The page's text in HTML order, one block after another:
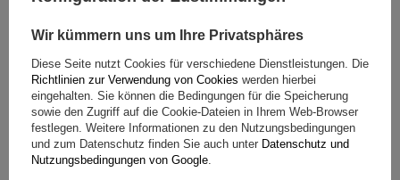
Spezifikation
Das Produkt passt zu Autos
Wir kümmern uns um Ihre Privatsphäres
Diese Seite nutzt Cookies für verschiedene Dienstleistungen. Die
Richtlinien zur Verwendung von Cookies werden hierbei
eingehalten. Sie können die Bedingungen für die Speicherung
sowie den Zugriff auf die Cookie-Dateien in Ihrem Web-Browser
festlegen. Weitere Informationen zu den Nutzungsbedingungen
und zum Datenschutz finden Sie auch unter Datenschutz und
Nutzungsbedingungen von Google